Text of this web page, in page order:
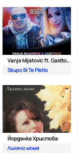
Vanja Mijatovic ft. Gasttozz
Skupo Bi Te Platio
Йорданка Христова
Лиляно моме